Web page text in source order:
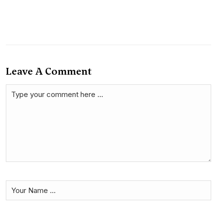
Leave A Comment